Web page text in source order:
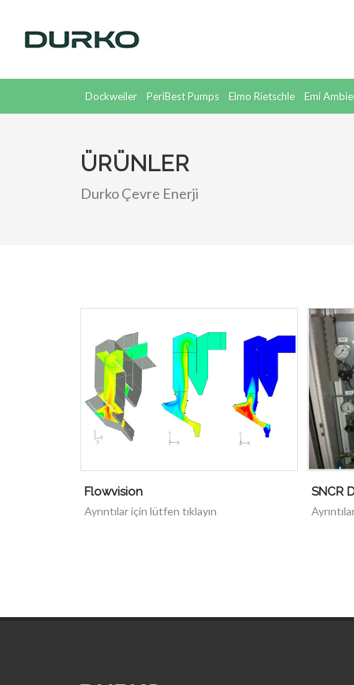
Dockweiler PeriBest Pumps Elmo Rietschle Emi
ÜRÜNLER
Durko Çevre Enerji
Flowvision
Ayrıntılar için lütfen tıklayın
SNCR